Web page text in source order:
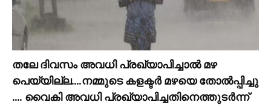
തലേ ദിവസം അവധി പ്രഖ്യാപിച്ചാല്‍ മഴ
പെയ്യില്ല....നമ്മുടെ കളക്ടര്‍ മഴയെ തോല്‍പ്പിച്ചു
.... വൈകി അവധി പ്രഖ്യാപിച്ചതിനെത്തുടര്‍ന്ന്